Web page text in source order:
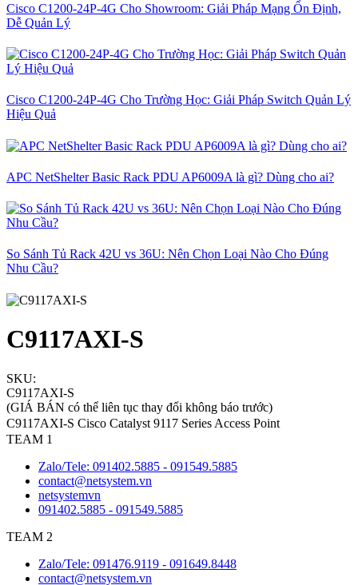
Cisco C1200-24P-4G Cho Showroom: Giải Pháp Mạng Ổn Định,
Dễ Quản Lý
Cisco C1200-24P-4G Cho Trường Học: Giải Pháp Switch Quản Lý
Hiệu Quả
APC NetShelter Basic Rack PDU AP6009A là gì? Dùng cho ai?
So Sánh Tủ Rack 42U vs 36U: Nên Chọn Loại Nào Cho Đúng
Nhu Cầu?
C9117AXI-S
SKU:
C9117AXI-S
(GIÁ BÁN có thể liên tục thay đổi không báo trước)
C9117AXI-S Cisco Catalyst 9117 Series Access Point
TEAM 1
Zalo/Tele: 091402.5885 - 091549.5885
contact@netsystem.vn
netsystemvn
091402.5885 - 091549.5885
TEAM 2
Zalo/Tele: 091476.9119 - 091649.8448
contact@netsystem.vn